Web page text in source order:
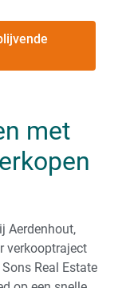
met
Aerdenhout,
verkooptraject
Real Estate